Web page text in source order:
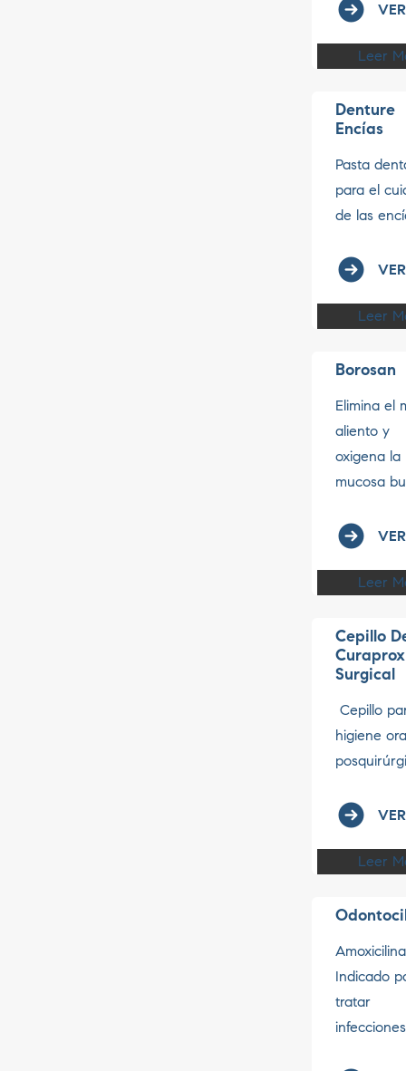
Leer
Denture
Encías
Pasta
para el
de las
Leer
Borosan
Elimina el
aliento y
oxigena la
mucosa
Leer
Cepillo
Curaprox
Surgical
Cepillo
higiene
Leer
Indicado
tratar